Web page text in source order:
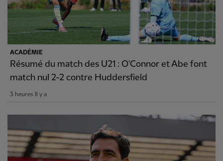
ACADÉMIE
Résumé du match des U21 : O'Connor et Abe font
match nul 2-2 contre Huddersfield
3 heures Il y a